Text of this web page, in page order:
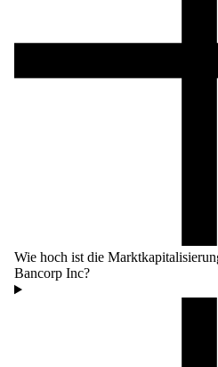
Wie hoch ist die
Bancorp Inc?